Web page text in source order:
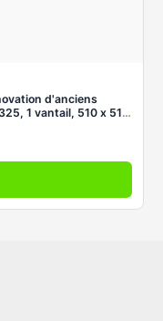
d'anciens
1 vantail, 510 x 510